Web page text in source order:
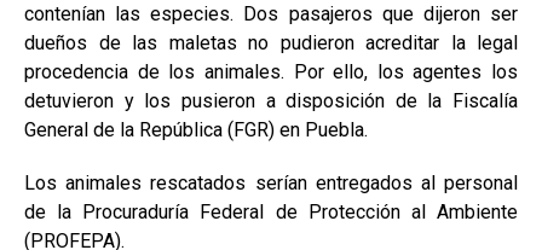
contenían las especies. Dos pasajeros que dijeron ser
dueños de las maletas no pudieron acreditar la legal
procedencia de los animales. Por ello, los agentes los
detuvieron y los pusierona disposición de la Fiscalía
General de la República (FGR) en Puebla.
Los animales rescatados serían entregados al personal
de la Procuraduría Federal de Protección al Ambiente
(PROFEPA).